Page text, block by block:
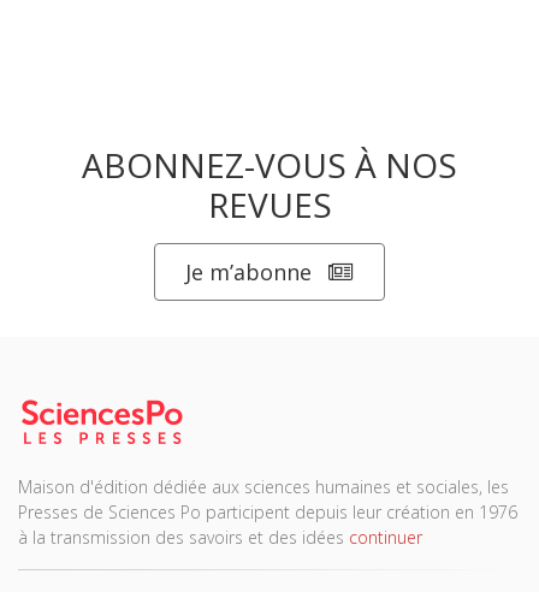
ABONNEZ-VOUS À NOS
REVUES
Je m’abonne
Maison d'édition dédiée aux sciences humaines et sociales, les
Presses de Sciences Po participent depuis leur création en 1976
à la transmission des savoirs et des idées continuer